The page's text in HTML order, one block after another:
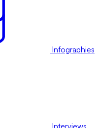
Infographies
Interviews